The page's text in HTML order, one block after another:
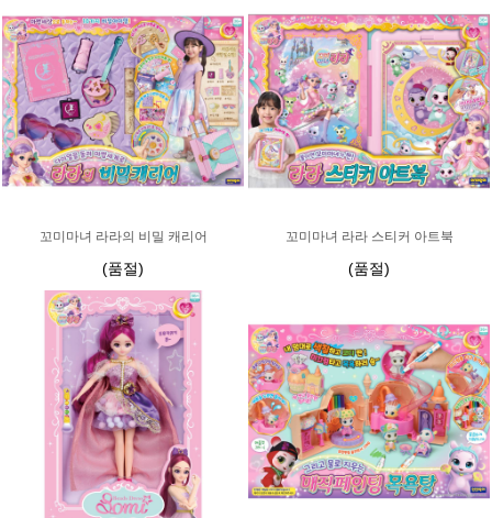
꼬미마녀 라라의 비밀 캐리어
(품절)
꼬미마녀 라라 스티커 아트북
(품절)